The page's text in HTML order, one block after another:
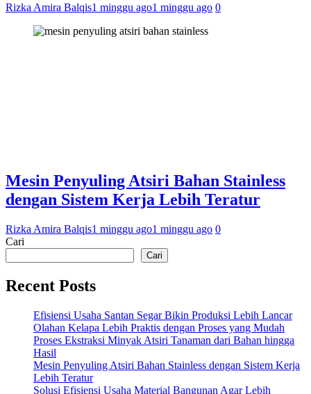
Rizka Amira Balqis1 minggu ago1 minggu ago 0
Mesin Penyuling Atsiri Bahan Stainless
dengan Sistem Kerja Lebih Teratur
Rizka Amira Balqis1 minggu ago1 minggu ago 0
Cari
Cari
Recent Posts
Efisiensi Usaha Santan Segar Bikin Produksi Lebih Lancar
Olahan Kelapa Lebih Praktis dengan Proses yang Mudah
Proses Ekstraksi Minyak Atsiri Tanaman dari Bahan hingga
Hasil
Mesin Penyuling Atsiri Bahan Stainless dengan Sistem Kerja
Lebih Teratur
Solusi Efisiensi Usaha Material Bangunan Agar Lebih